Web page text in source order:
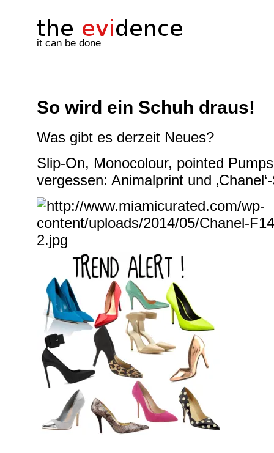
it can be done
So wird ein Schuh draus!
Was gibt es derzeit Neues?
Slip-On, Monocolour, pointed
vergessen: Animalprint und